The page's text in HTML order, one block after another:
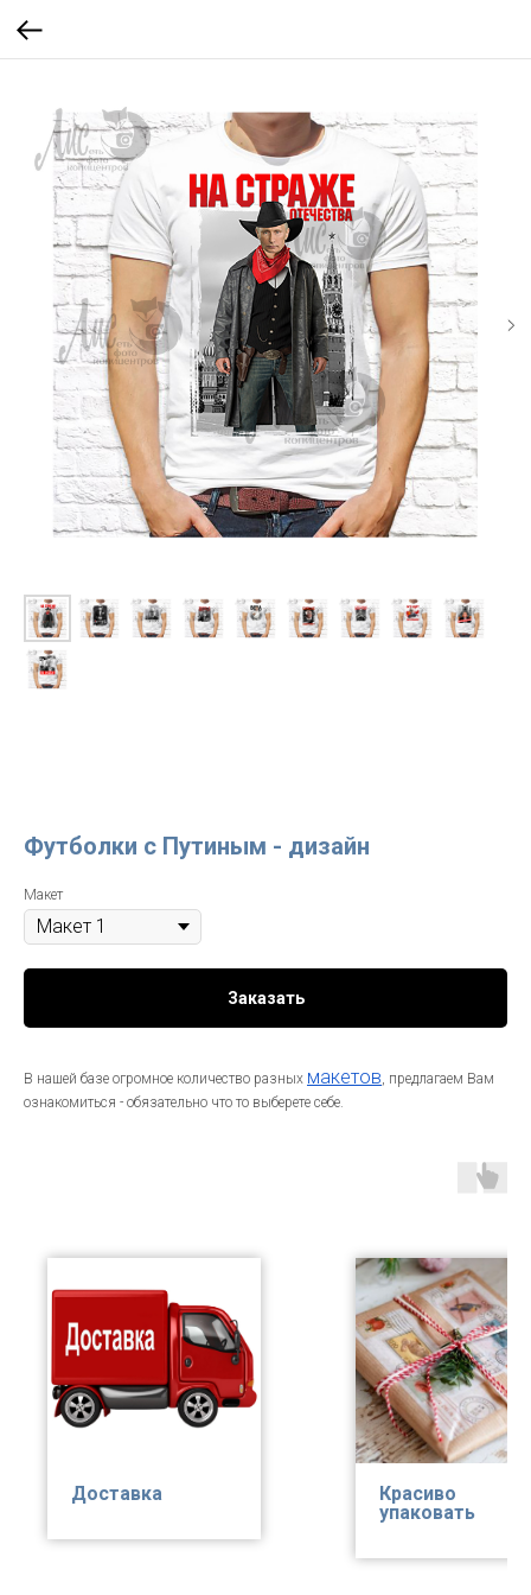
Футболки с Путиным - дизайн
Макет
Заказать
В нашей базе огромное количество разных макетов, предлагаем Вам
ознакомиться - обязательно что то выберете себе.
Доставка
Красиво
упаковать